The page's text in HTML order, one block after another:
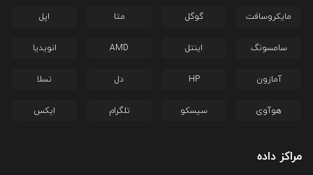
مایکروسافت گوگل متا اپل
سامسونگ اینتل AMD انویدیا
آمازون HP دل تسلا
هوآوی سیسکو تلگرام ایکس
مراکز داده